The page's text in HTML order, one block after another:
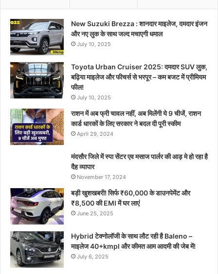
New Suzuki Brezza : शानदार माइलेज, दमदार इंजन
और नए लुक के साथ जल्द मचाएगी धमाल
July 10, 2025
Toyota Urban Cruiser 2025: दमदार SUV लुक,
बढ़िया माइलेज और फीचर्स से भरपूर – कम बजट में प्रीमियम
फील!
July 10, 2025
राशन में अब फ्री चावल नहीं, अब मिलेंगी ये 9 चीजें, राशन
कार्ड धारकों के लिए सरकार ने बदल दी पूरी स्कीम
April 29, 2024
मंदसौर जिले में स्पा सेंटर एव मसाज पार्लर की आड़ मे हो रहा है
दैह व्यापार
November 17, 2024
बड़ी खुशखबरी! सिर्फ ₹60,000 के डाउनपेमेंट और
₹8,500 की EMI में घर लाएं
June 25, 2025
Hybrid टेक्नोलॉजी के साथ लौट रही है Baleno –
माइलेज 40+kmpl और कीमत आम आदमी की जेब में!
July 6, 2025